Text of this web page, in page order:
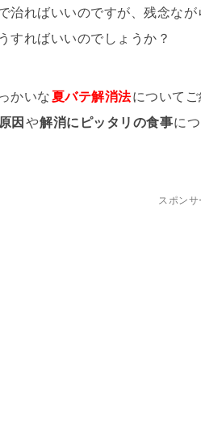
治ればいいのですが、残念なが
すればいいのでしょうか？
かいな夏バテ解消法についてご
原因 や解消にピッタリの食事に
スポンサ